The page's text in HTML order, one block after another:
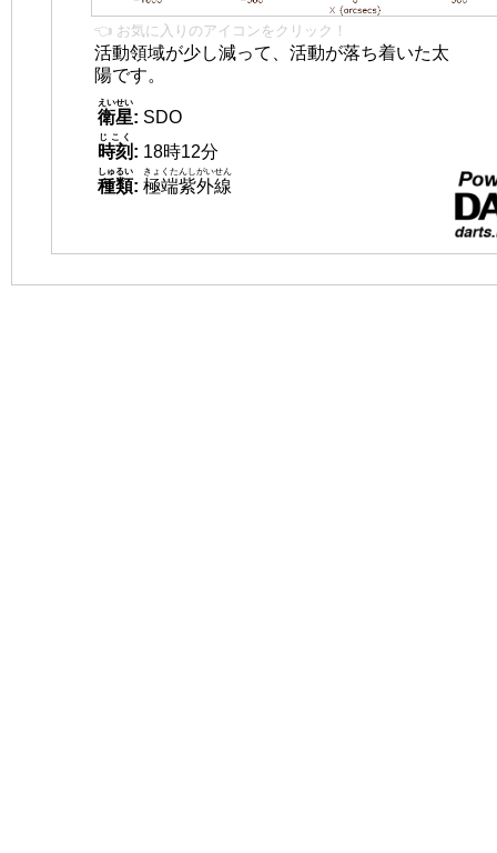
👈 お気に入りのアイコンをクリック！
活動領域が少し減って、活動が落ち着いた太
陽です。
衛星
えいせい
: SDO
時刻
じこく
: 18時12分
種類
しゅるい
: 極端紫外線
きょくたんしがいせん